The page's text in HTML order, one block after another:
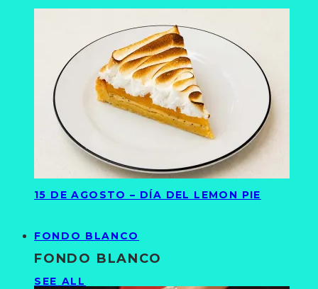
15 DE AGOSTO – DÍA DEL LEMON PIE
FONDO BLANCO
FONDO BLANCO
SEE ALL